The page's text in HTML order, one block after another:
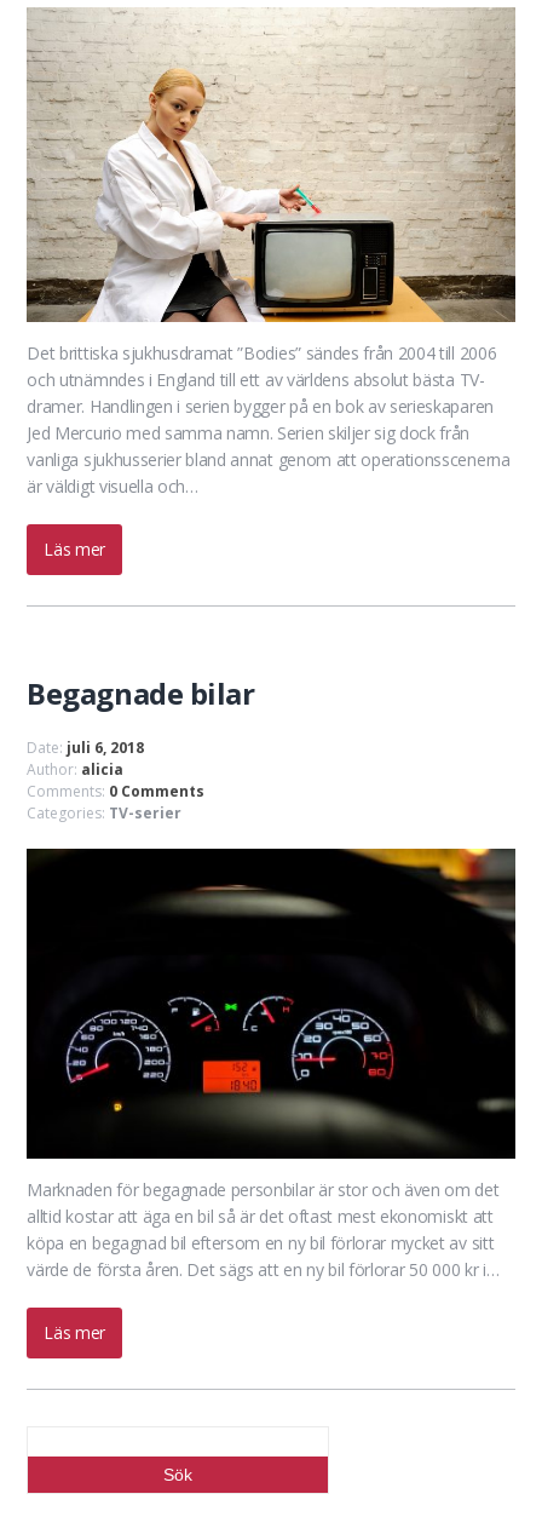
Det brittiska sjukhusdramat ”Bodies” sändes från 2004 till 2006
och utnämndes i England till ett av världens absolut bästa TV-
dramer. Handlingen i serien bygger på en bok av serieskaparen
Jed Mercurio med samma namn. Serien skiljer sig dock från
vanliga sjukhusserier bland annat genom att operationsscenerna
är väldigt visuella och…
Läs mer
Begagnade bilar
Date: juli 6, 2018
Author: alicia
Comments: 0 Comments
Categories: TV-serier
Marknaden för begagnade personbilar är stor och även om det
alltid kostar att äga en bil så är det oftast mest ekonomiskt att
köpa en begagnad bil eftersom en ny bil förlorar mycket av sitt
värde de första åren. Det sägs att en ny bil förlorar 50 000 kr i…
Läs mer